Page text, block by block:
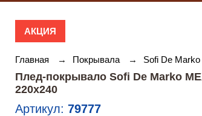
АКЦИЯ
Главная → Покрывала → Sofi De
Плед-покрывало Sofi De Marko
220х240
Артикул: 79777